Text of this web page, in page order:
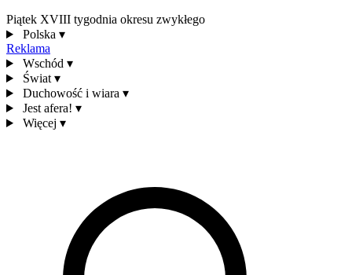
Piątek XVIII tygodnia okresu zwykłego
Polska ▾
Reklama
Wschód ▾
Świat ▾
Duchowość i wiara ▾
Jest afera! ▾
Więcej ▾